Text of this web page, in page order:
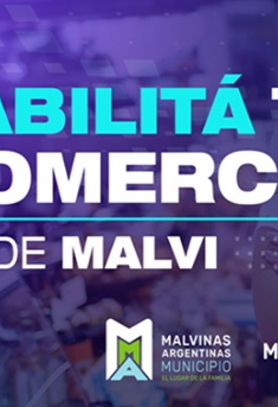
destacados de la región.